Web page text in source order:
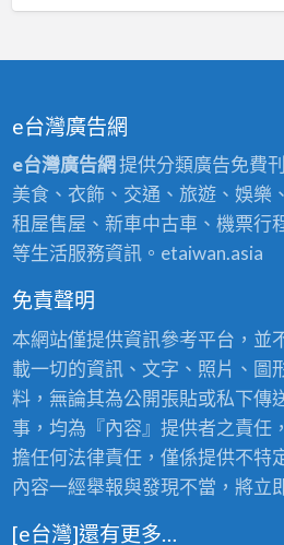
e台灣廣告網
e台灣廣告網 提供分類廣告免費
美食、衣飾、交通、旅遊、娛樂
租屋售屋、新車中古車、機票行
等生活服務資訊。etaiwan.asia
免責聲明
本網站僅提供資訊參考平台，並
載一切的資訊、文字、照片、圖
料，無論其為公開張貼或私下傳
事，均為『內容』提供者之責任
擔任何法律責任，僅係提供不特
內容一經舉報與發現不當，將立
[e台灣]還有更多…